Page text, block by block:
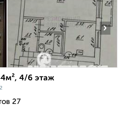
›
4/6 этаж
27